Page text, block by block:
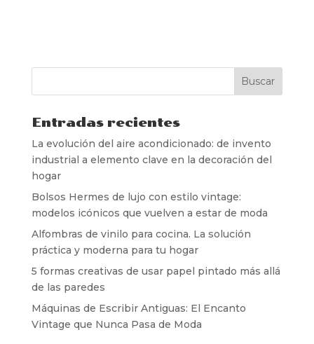
Entradas recientes
La evolución del aire acondicionado: de invento
industrial a elemento clave en la decoración del
hogar
Bolsos Hermes de lujo con estilo vintage:
modelos icónicos que vuelven a estar de moda
Alfombras de vinilo para cocina. La solución
práctica y moderna para tu hogar
5 formas creativas de usar papel pintado más allá
de las paredes
Máquinas de Escribir Antiguas: El Encanto
Vintage que Nunca Pasa de Moda